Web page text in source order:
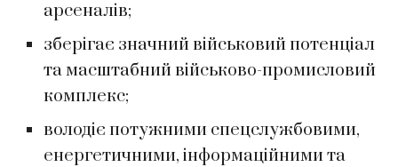
арсеналів;
зберігає значний військовий потенціал
та масштабний військово-промисловий
комплекс;
володіє потужними спецслужбовими,
енергетичними, інформаційними та